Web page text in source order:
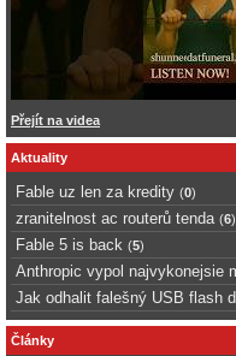
Přejít na videa
Aktuality
Fable uz len za kredity (0)
zranitelnost ac routerů tenda (6)
Fable 5 is back (5)
Anthropic vypol najvykonejsie
Jak odhalit falešný USB flash
Články